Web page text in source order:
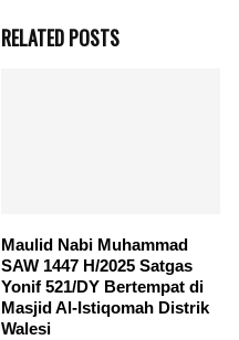
RELATED POSTS
Maulid Nabi Muhammad
SAW 1447 H/2025 Satgas
Yonif 521/DY Bertempat di
Masjid Al-Istiqomah Distrik
Walesi